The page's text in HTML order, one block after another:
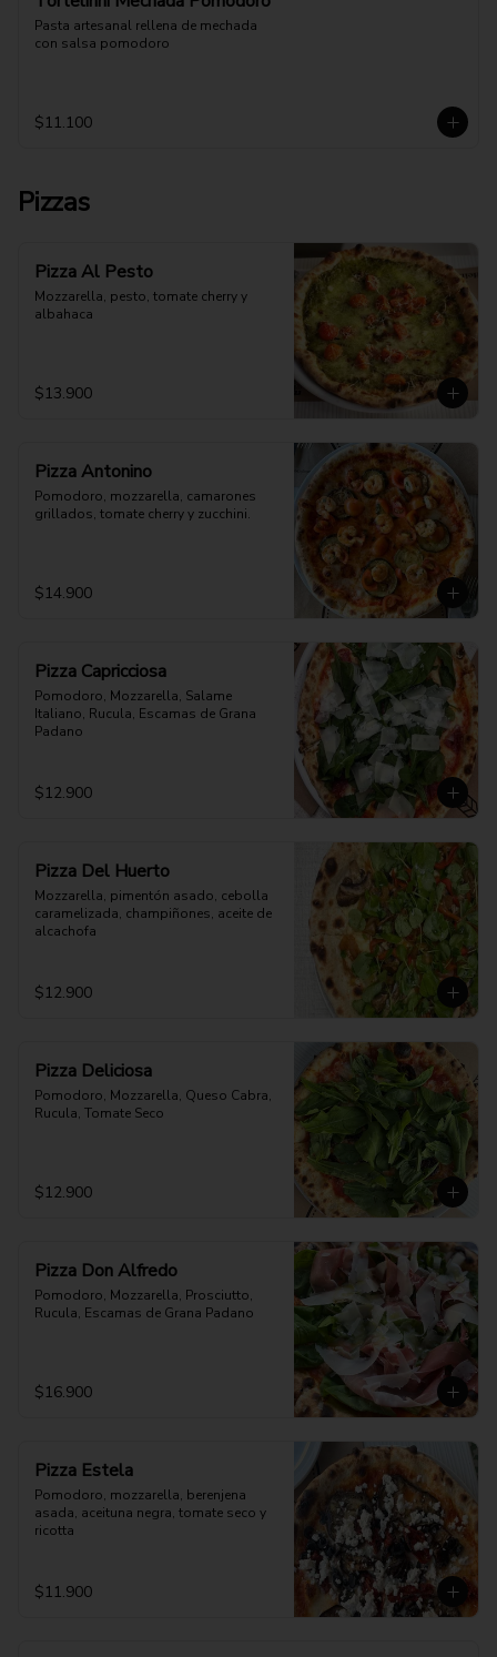
Pasta artesanal rellena de mechada
con salsa pomodoro
$11.100
Pizzas
Pizza Al Pesto
Mozzarella, pesto, tomate cherry y
albahaca
$13.900
Pizza Antonino
Pomodoro, mozzarella, camarones
grillados, tomate cherry y zucchini.
$14.900
Pizza Capricciosa
Pomodoro, Mozzarella, Salame
Italiano, Rucula, Escamas de Grana
Padano
$12.900
Pizza Del Huerto
Mozzarella, pimentón asado, cebolla
caramelizada, champiñones, aceite de
alcachofa
$12.900
Pizza Deliciosa
Pomodoro, Mozzarella, Queso Cabra,
Rucula, Tomate Seco
$12.900
Pizza Don Alfredo
Pomodoro, Mozzarella, Prosciutto,
Rucula, Escamas de Grana Padano
$16.900
Pizza Estela
Pomodoro, mozzarella, berenjena
asada, aceituna negra, tomate seco y
ricotta
$11.900